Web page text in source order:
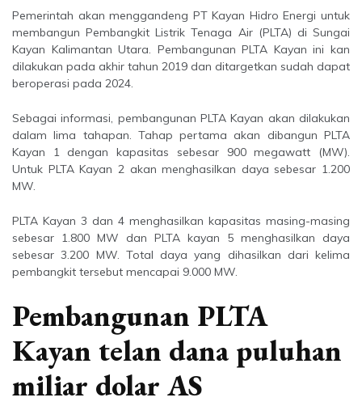
Pemerintah akan menggandeng PT Kayan Hidro Energi untuk
membangun Pembangkit Listrik Tenaga Air (PLTA) di Sungai
Kayan Kalimantan Utara. Pembangunan PLTA Kayan ini kan
dilakukan pada akhir tahun 2019 dan ditargetkan sudah dapat
beroperasi pada 2024.
Sebagai informasi, pembangunan PLTA Kayan akan dilakukan
dalam lima tahapan. Tahap pertama akan dibangun PLTA
Kayan 1 dengan kapasitas sebesar 900 megawatt (MW).
Untuk PLTA Kayan 2 akan menghasilkan daya sebesar 1.200
MW.
PLTA Kayan 3 dan 4 menghasilkan kapasitas masing-masing
sebesar 1.800 MW dan PLTA kayan 5 menghasilkan daya
sebesar 3.200 MW. Total daya yang dihasilkan dari kelima
pembangkit tersebut mencapai 9.000 MW.
Pembangunan PLTA
Kayan telan dana puluhan
miliar dolar AS